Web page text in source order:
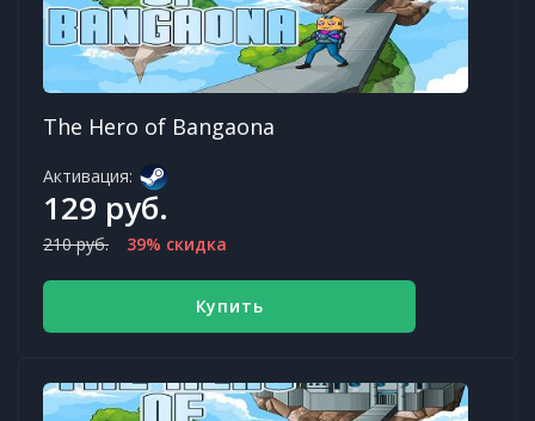
The Hero of Bangaona
Активация:
129 руб.
210 руб. 39% скидка
Купить